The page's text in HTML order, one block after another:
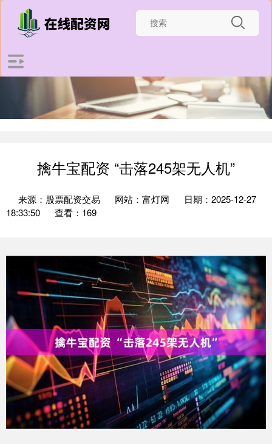
擒牛宝配资 “击落245架无人机”
来源：股票配资交易 网站：富灯网
日期：2025-12-27
18:33:50
查看：169